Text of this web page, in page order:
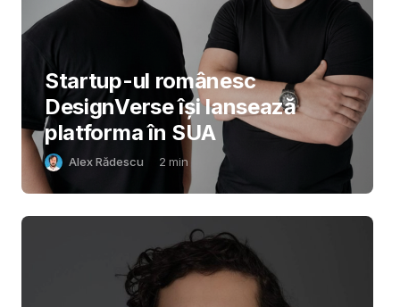
Startup-ul românesc
DesignVerse își lansează
platforma în SUA
Alex Rădescu 2 min